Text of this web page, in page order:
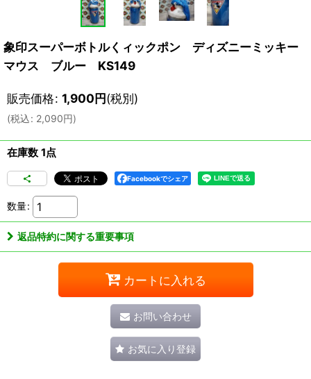
象印スーパーボトルくィックポン ディズニーミッキー
マウス ブルー KS149
販売価格: 1,900円(税別)
(税込: 2,090円)
在庫数 1点
Facebookでシェア
数量:
返品特約に関する重要事項
カートに入れる
お問い合わせ
お気に入り登録